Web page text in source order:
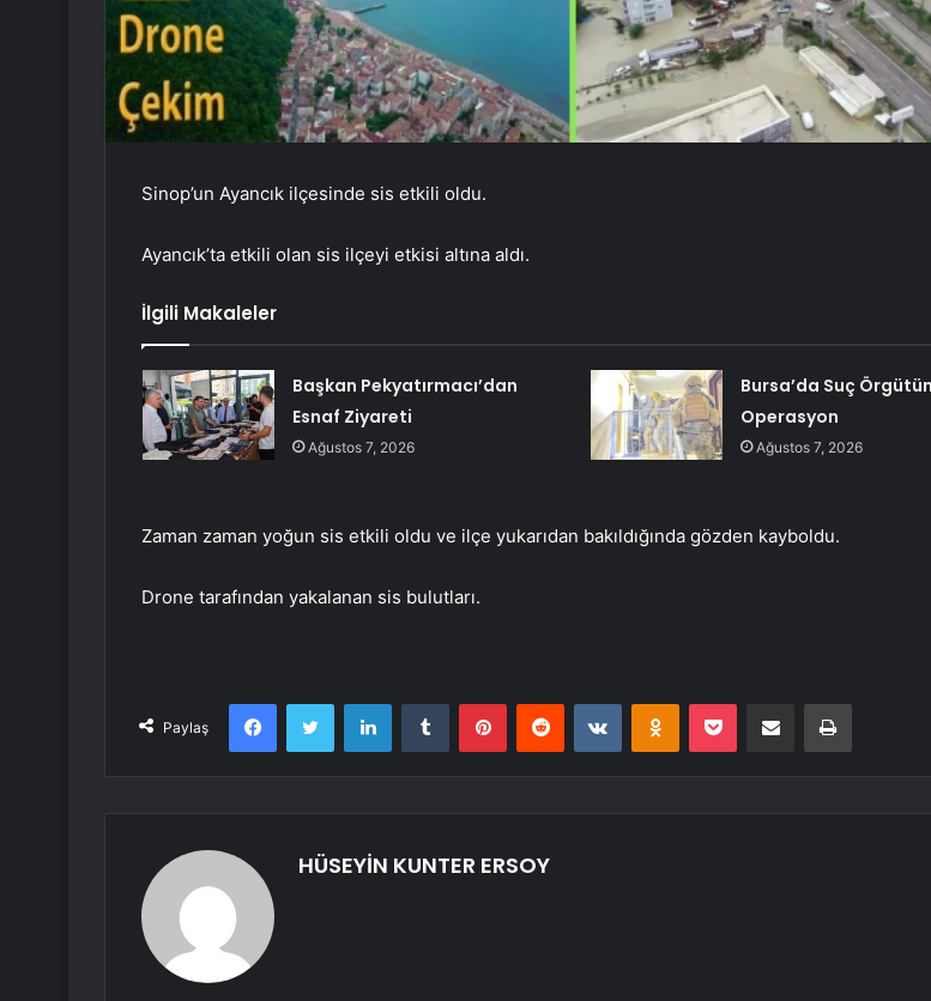
Sinop’un Ayancık ilçesinde sis etkili oldu.
Ayancık’ta etkili olan sis ilçeyi etkisi altına aldı.
İlgili Makaleler
Başkan Pekyatırmacı’dan
Esnaf Ziyareti
Ağustos 7, 2026
Bursa’da Suç
Operasyon
Ağustos 7, 2026
Zaman zaman yoğun sis etkili oldu ve ilçe yukarıdan bakıldığında gözden kayboldu.
Drone tarafından yakalanan sis bulutları.
Paylaş
FacebookTwitter LinkedInTumblr PinterestReddit VKontakteOdnoklassniki
Pocket E-Posta ile paylaş Yazdır
HÜSEYİN KUNTER ERSOY